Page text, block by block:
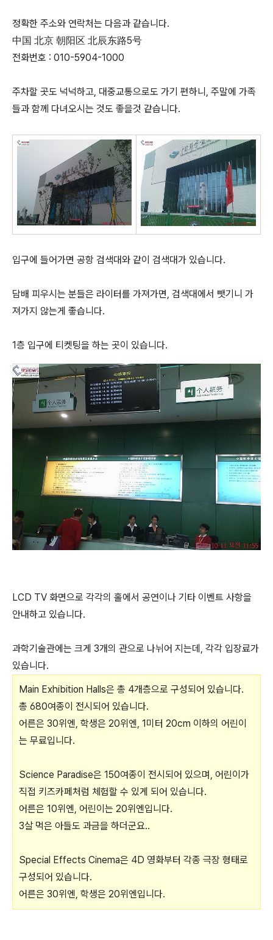
정확한 주소와 연락처는 다음과 같습니다.
中国 北京 朝阳区 北辰东路5号
전화번호 : 010-5904-1000
주차할 곳도 넉넉하고, 대중교통으로도 가기 편하니, 주말에 가족
들과 함께 다녀오시는 것도 좋을것 같습니다.
입구에 들어가면 공항 검색대와 같이 검색대가 있습니다.
담배 피우시는 분들은 라이터를 가져가면, 검색대에서 뺏기니 가
져가지 않는게 좋습니다.
1층 입구에 티켓팅을 하는 곳이 있습니다.
LCD TV 화면으로 각각의 홀에서 공연이나 기타 이벤트 사항을
안내하고 있습니다.
과학기술관에는 크게 3개의 관으로 나뉘어 지는데, 각각 입장료가
있습니다.
Main Exhibition Halls은 총 4개층으로 구성되어 있습니다.
총 680여종이 전시되어 있습니다.
어른은 30위엔, 학생은 20위엔, 1미터 20cm 이하의 어린이
는 무료입니다.
Science Paradise은 150여종이 전시되어 있으며, 어린이가
직접 키즈카페처럼 체험할 수 있게 되어 있습니다.
어른은 10위엔, 어린이는 20위엔입니다.
3살 먹은 아들도 과금을 하더군요..
Special Effects Cinema은 4D 영화부터 각종 극장 형태로
구성되어 있습니다.
어른은 30위엔, 학생은 20위엔입니다.